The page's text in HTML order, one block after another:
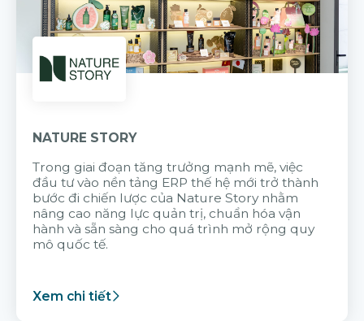
NATURE STORY
Trong giai đoạn tăng trưởng mạnh mẽ, việc
đầu tư vào nền tảng ERP thế hệ mới trở thành
bước đi chiến lược của Nature Story nhằm
nâng cao năng lực quản trị, chuẩn hóa vận
hành và sẵn sàng cho quá trình mở rộng quy
mô quốc tế.
Xem chi tiết